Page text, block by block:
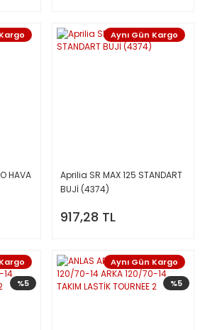
HAVA
Aynı Gün Kargo
Aprilia SR MAX 125 STANDART
BUJİ (4374)
917,28 TL
%5
Aynı Gün Kargo
%5